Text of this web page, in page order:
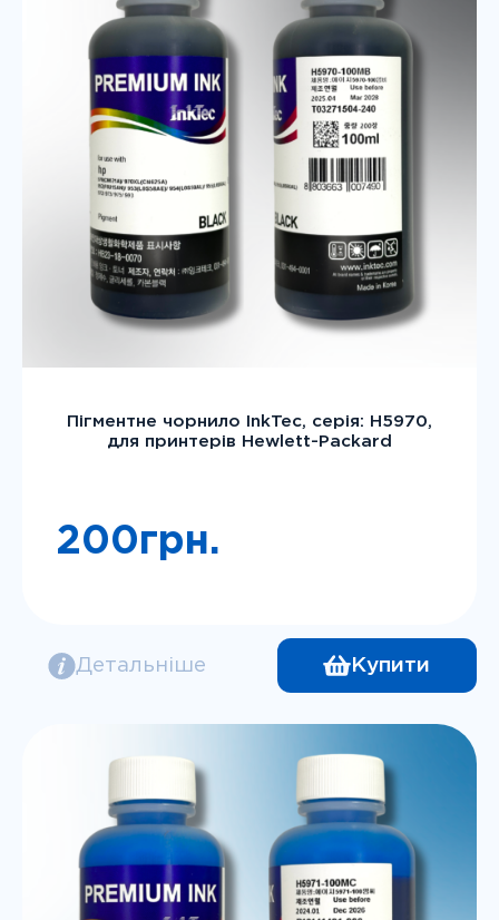
Пігментне чорнило InkTec, серія: H5970,
для принтерів Hewlett-Packard
200грн.
Детальніше Купити